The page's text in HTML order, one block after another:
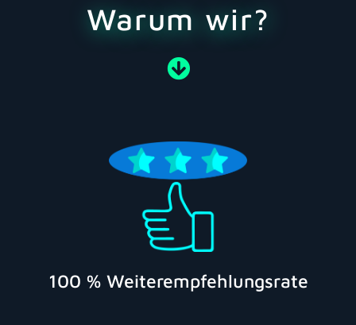
Warum wir?
100 % Weiterempfehlungsrate